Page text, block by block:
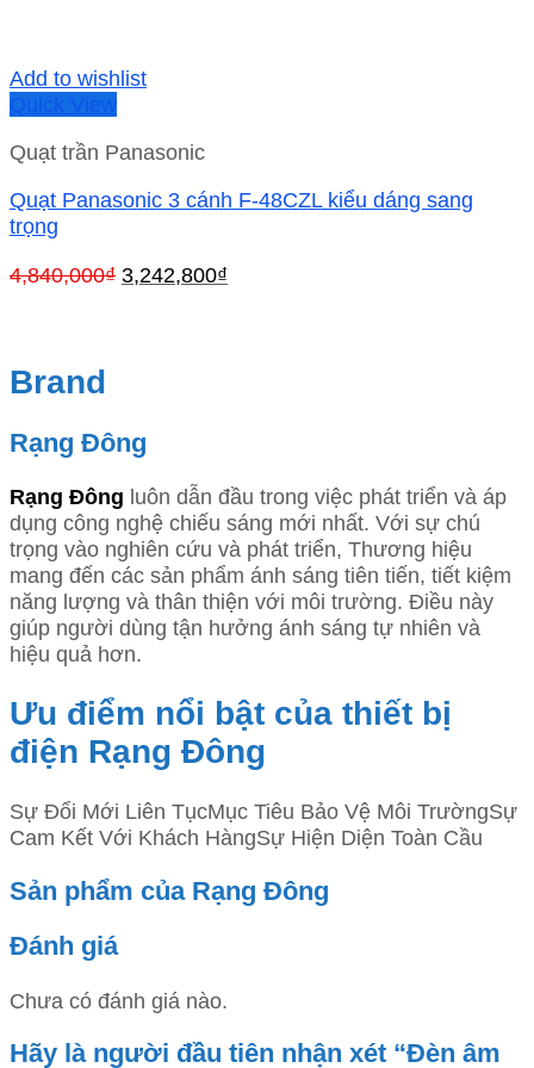
Add to wishlist
Quick View
Quạt trần Panasonic
Quạt Panasonic 3 cánh F-48CZL kiểu dáng sang
trọng
4,840,000₫ Giá
3,242,800₫
Brand
Rạng Đông
Rạng Đông luôn dẫn đầu trong việc phát triển và áp
dụng công nghệ chiếu sáng mới nhất. Với sự chú
trọng vào nghiên cứu và phát triển, Thương hiệu
mang đến các sản phẩm ánh sáng tiên tiến, tiết kiệm
năng lượng và thân thiện với môi trường. Điều này
giúp người dùng tận hưởng ánh sáng tự nhiên và
hiệu quả hơn.
Ưu điểm nổi bật của thiết bị
điện Rạng Đông
Sự Đổi Mới Liên TụcMục Tiêu Bảo Vệ Môi TrườngSự
Cam Kết Với Khách HàngSự Hiện Diện Toàn Cầu
Sản phẩm của Rạng Đông
Đánh giá
Chưa có đánh giá nào.
Hãy là người đầu tiên nhận xét “Đèn âm